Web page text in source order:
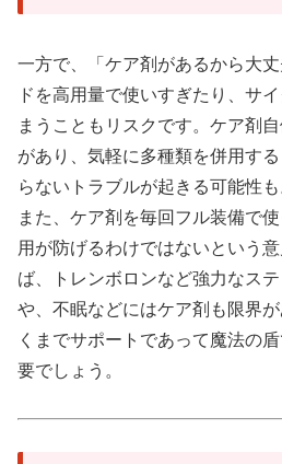
一方で、「ケア剤があるから大
ドを高用量で使いすぎたり、サ
まうこともリスクです。ケア剤
があり、気軽に多種類を併用す
らないトラブルが起きる可能性も
また、ケア剤を毎回フル装備で
用が防げるわけではないという
ば、トレンボロンなど強力なス
や、不眠などにはケア剤も限界
くまでサポートであって魔法の
要でしょう。